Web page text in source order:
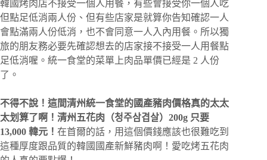
韓國烤肉店不接受一個人用餐，有些會接受你一個人吃
但點足低消兩人份、但有些店家是就算你告知確認一人
會點滿兩人份低消，也不會同意一人入內用餐。所以獨
旅的朋友務必要先確認想去的店家接不接受一人用餐點
足低消喔。統一食堂的菜單上肉品單價已經是 2 人份
了。
不得不說！這間清州統一食堂的國產豬肉價格真的太太
太划算了啊！清州五花肉（청주삼겹살）200g 只要
13,000 韓元！ 在首爾的話，用這個價錢應該也很難吃到
這種厚度跟品質的韓國國產新鮮豬肉啊！愛吃烤五花肉